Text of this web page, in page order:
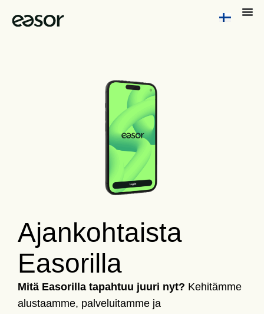
Ajankohtaista
Easorilla
Mitä Easorilla tapahtuu juuri nyt? Kehitämme
alustaamme, palveluitamme ja